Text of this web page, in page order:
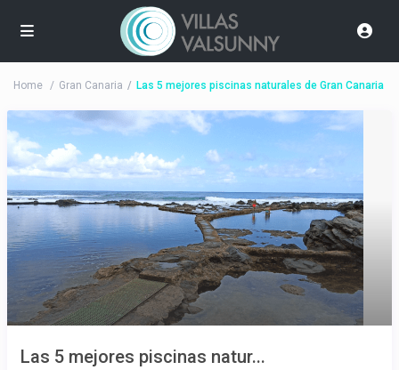
Home Gran Canaria Las 5 mejores piscinas naturales de Gran Canaria
Las 5 mejores piscinas natur...